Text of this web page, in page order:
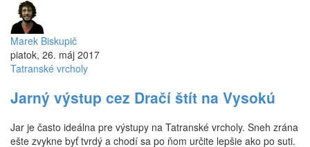
Marek Biskupič
piatok, 26. máj 2017
Tatranské vrcholy
Jarný výstup cez Dračí štít na Vysokú
Jar je často ideálna pre výstupy na Tatranské vrcholy. Sneh zrána
ešte zvykne byť tvrdý a chodí sa po ňom určite lepšie ako po suti.